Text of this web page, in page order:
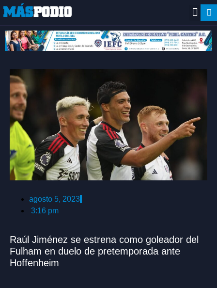
agosto 5, 2023
3:16 pm
Raúl Jiménez se estrena como goleador del
Fulham en duelo de pretemporada ante
Hoffenheim